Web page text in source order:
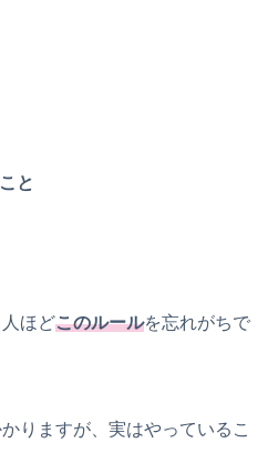
と
ほどこのルールを忘れがちで
りますが、実はやっているこ